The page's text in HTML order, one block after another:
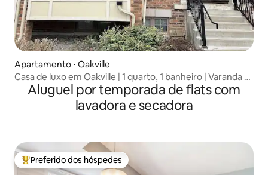
Apartamento ⋅ Oakville
Casa de luxo em Oakville | 1 quarto, 1 banheiro | Varanda +
estacionamento
Aluguel por temporada de flats com
lavadora e secadora
Entre os melhores preferidos dos hóspedes
Preferido dos hóspedes